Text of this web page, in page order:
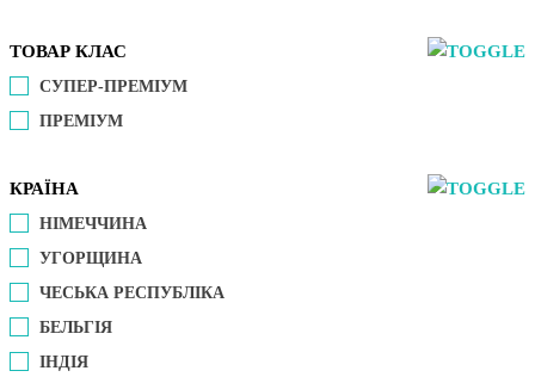
ТОВАР КЛАС
СУПЕР-ПРЕМІУМ
ПРЕМІУМ
КРАЇНА
НІМЕЧЧИНА
УГОРЩИНА
ЧЕСЬКА РЕСПУБЛІКА
БЕЛЬГІЯ
ІНДІЯ